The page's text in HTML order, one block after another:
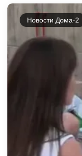
Новости Дома-2